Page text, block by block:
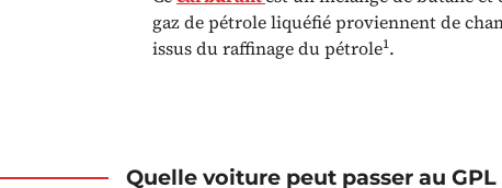
gaz de pétrole liquéfié proviennent de
issus du raffinage du pétrole1.
Quelle voiture peut passer au GPL